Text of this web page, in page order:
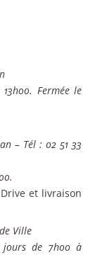
Fermée le
– Tél : 02 51 33
et livraison
Ville
jours de 7h00 à